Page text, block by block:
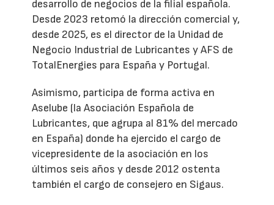
desarrollo de negocios de la filial española.
Desde 2023 retomó la dirección comercial y,
desde 2025, es el director de la Unidad de
Negocio Industrial de Lubricantes y AFS de
TotalEnergies para España y Portugal.
Asimismo, participa de forma activa en
Aselube (la Asociación Española de
Lubricantes, que agrupa al 81% del mercado
en España) donde ha ejercido el cargo de
vicepresidente de la asociación en los
últimos seis años y desde 2012 ostenta
también el cargo de consejero en Sigaus.